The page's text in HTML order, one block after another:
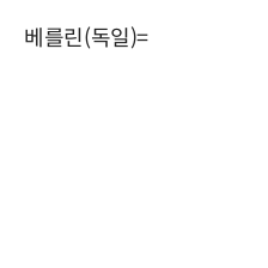
베를린(독일)=